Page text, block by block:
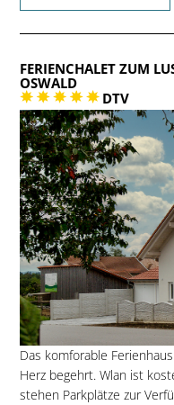
FERIENCHALET ZUM
OSWALD
DTV
Das komforable
Herz begehrt. Wlan ist
stehen Parkplätze zur